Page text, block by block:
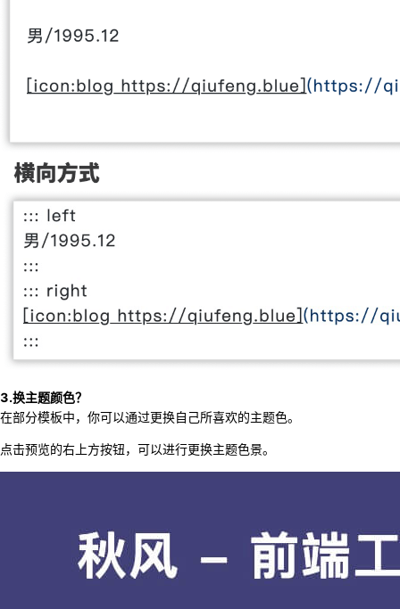
3.换主题颜色？
在部分模板中，你可以通过更换自己所喜欢的主题色。
点击预览的右上方按钮，可以进行更换主题色景。